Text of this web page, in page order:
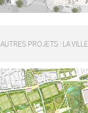
AUTRES PROJETS : LA VILLE